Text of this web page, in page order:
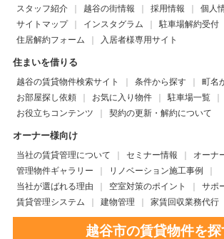
スタッフ紹介
越谷の街情報 採用情報
個人
サイトマップ
インスタグラム
駐車場解約受付
住居解約フォーム
入居者様専用サイト
住まいを借りる
越谷の賃貸物件検索サイト 条件から探す
町名
お部屋探し依頼
お気に入り物件
駐車場一覧
お役立ちコンテンツ
契約の更新・解約について
オーナー様向け
当社の賃貸管理について セミナー情報
オーナ
管理物件ギャラリー
リノベーション施工事例
当社が選ばれる理由
空室対策のポイント
サポ
賃貸管理システム
建物管理 家賃回収業務代行
越谷市の賃貸物件を探